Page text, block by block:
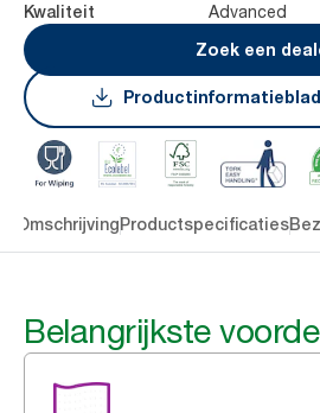
Kwaliteit
Advanced
Zoek een
OmschrijvingProductspecificaties
Belangrijkste